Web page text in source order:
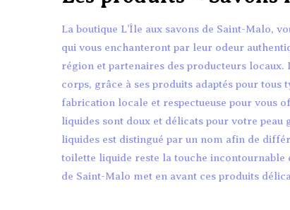
La boutique L’Île aux savons de Saint-Malo,
qui vous enchanteront par leur odeur
région et partenaires des producteurs locaux.
corps, grâce à ses produits adaptés pour tous
fabrication locale et respectueuse pour vous
liquides sont doux et délicats pour votre peau
liquides est distingué par un nom afin de
toilette liquide reste la touche incontournable
de Saint-Malo met en avant ces produits